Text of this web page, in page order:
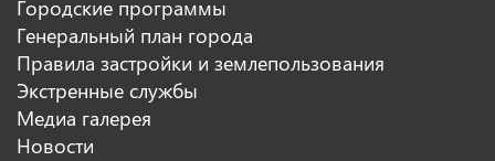
Городские программы
Генеральный план города
Правила застройки и землепользования
Экстренные службы
Медиа галерея
Новости